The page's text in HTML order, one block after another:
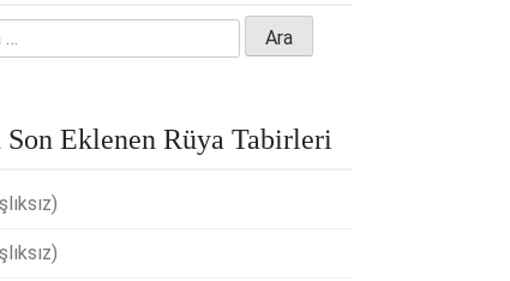
Son Eklenen Rüya Tabirleri